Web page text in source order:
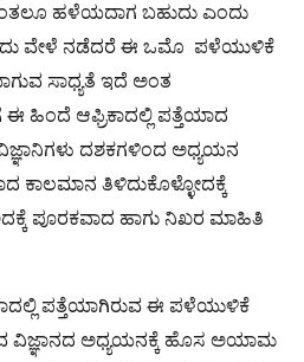
ಹಳೆಯದಾಗ ಬಹುದು ಎಂದು
ವೇಳೆ ನಡೆದರೆ ಈ ಒಮೊ ಪಳೆಯುಳಿಕೆ
ಸಾಧ್ಯತೆ ಇದೆ ಅಂತ
ಈ ಹಿಂದೆ ಆಫ್ರಿಕಾದಲ್ಲಿ ಪತ್ತೆಯಾದ
ದಶಕಗಳಿಂದ ಅಧ್ಯಯನ
ಕಾಲಮಾನ ತಿಳಿದುಕೊಳ್ಳೋದಕ್ಕೆ
ಪೂರಕವಾದ ಹಾಗು ನಿಖರ ಮಾಹಿತಿ
ಪತ್ತೆಯಾಗಿರುವ ಈ ಪಳೆಯುಳಿಕೆ
ವಿಜ್ಞಾನದ ಅಧ್ಯಯನಕ್ಕೆ ಹೊಸ ಅಯಾಮ